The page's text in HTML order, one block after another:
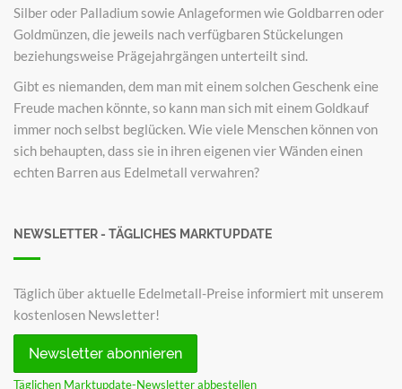
Silber oder Palladium sowie Anlageformen wie Goldbarren oder
Goldmünzen, die jeweils nach verfügbaren Stückelungen
beziehungsweise Prägejahrgängen unterteilt sind.
Gibt es niemanden, dem man mit einem solchen Geschenk eine
Freude machen könnte, so kann man sich mit einem Goldkauf
immer noch selbst beglücken. Wie viele Menschen können von
sich behaupten, dass sie in ihren eigenen vier Wänden einen
echten Barren aus Edelmetall verwahren?
NEWSLETTER - TÄGLICHES MARKTUPDATE
Täglich über aktuelle Edelmetall-Preise informiert mit unserem
kostenlosen Newsletter!
Newsletter abonnieren
Täglichen Marktupdate-Newsletter abbestellen